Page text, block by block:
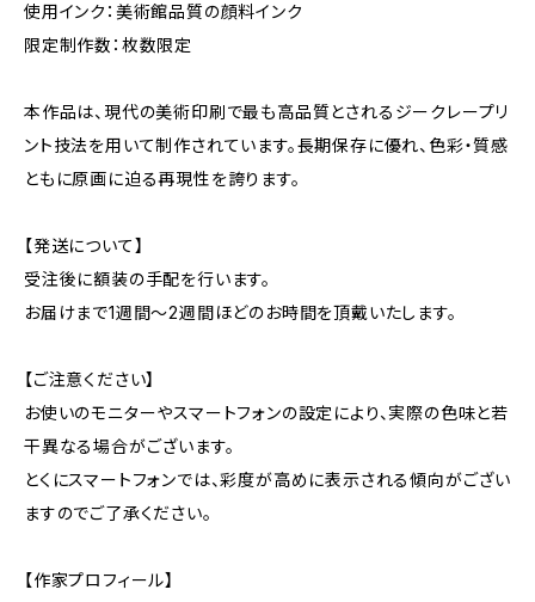
使用インク：美術館品質の顔料インク
限定制作数：枚数限定
本作品は、現代の美術印刷で最も高品質とされるジークレープリ
ント技法を用いて制作されています。長期保存に優れ、色彩・質感
ともに原画に迫る再現性を誇ります。
【発送について】
受注後に額装の手配を行います。
お届けまで1週間〜2週間ほどのお時間を頂戴いたします。
【ご注意ください】
お使いのモニターやスマートフォンの設定により、実際の色味と若
干異なる場合がございます。
とくにスマートフォンでは、彩度が高めに表示される傾向がござい
ますのでご了承ください。
【作家プロフィール】